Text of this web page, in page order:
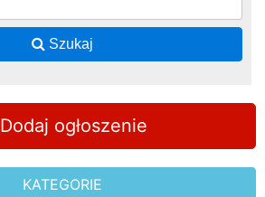
Szukaj
Dodaj ogłoszenie
KATEGORIE